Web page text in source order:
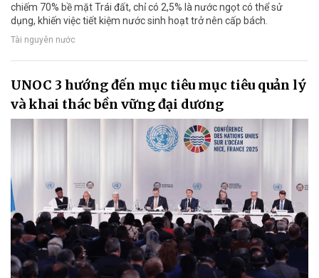
chiếm 70% bề mặt Trái đất, chỉ có 2,5% là nước ngọt có thể sử
dụng, khiến việc tiết kiệm nước sinh hoạt trở nên cấp bách.
Tài nguyên nước
UNOC 3 hướng đến mục tiêu mục tiêu quản lý
và khai thác bền vững đại dương